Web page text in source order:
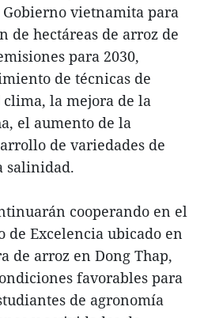
vietnamita para
hectáreas de arroz de
para 2030,
de técnicas de
la mejora de la
el aumento de la
de variedades de
salinidad.
cooperando en el
de Excelencia ubicado en
de arroz en Dong Thap,
favorables para
de agronomía